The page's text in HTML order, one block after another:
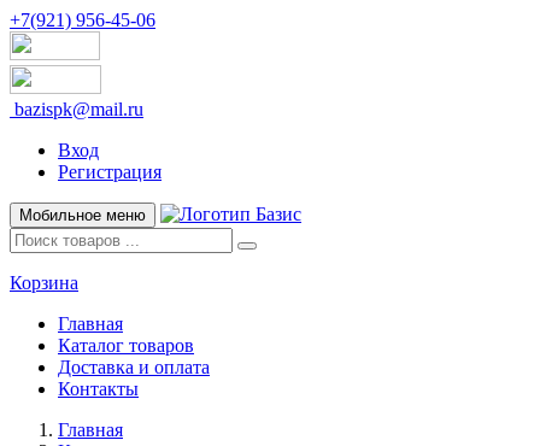
+7(921) 956-45-06
bazispk@mail.ru
Вход
Регистрация
Мобильное меню
Корзина
Главная
Каталог товаров
Доставка и оплата
Контакты
Главная